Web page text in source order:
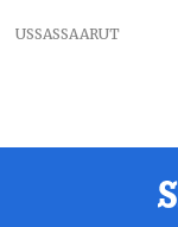
USSASSAARUT